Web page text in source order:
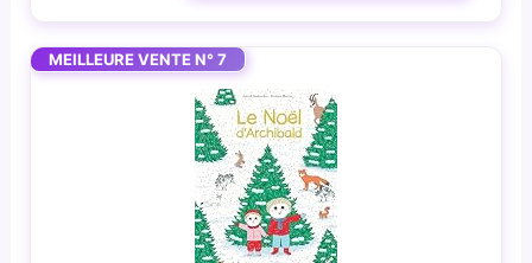
MEILLEURE VENTE N° 7